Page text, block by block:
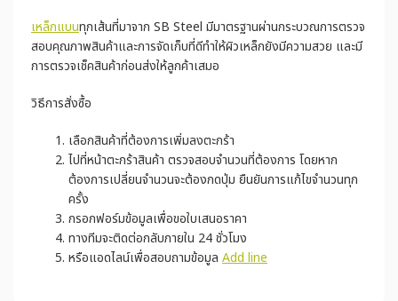
เหล็กแบนทุกเส้นที่มาจาก SB Steel มีมาตรฐานผ่านกระบวณการตรวจ
สอบคุณภาพสินค้าและการจัดเก็บที่ดีทำให้ผิวเหล็กยังมีความสวย และมี
การตรวจเช็คสินค้าก่อนส่งให้ลูกค้าเสมอ
วิธีการสั่งซื้อ
เลือกสินค้าที่ต้องการเพิ่มลงตะกร้า
ไปที่หน้าตะกร้าสินค้า ตรวจสอบจำนวนที่ต้องการ โดยหาก
ต้องการเปลี่ยนจำนวนจะต้องกดปุ่ม ยืนยันการแก้ไขจำนวนทุก
ครั้ง
กรอกฟอร์มข้อมูลเพื่อขอใบเสนอราคา
ทางทีมจะติดต่อกลับภายใน 24 ชั่วโมง
หรือแอดไลน์เพื่อสอบถามข้อมูล Add line